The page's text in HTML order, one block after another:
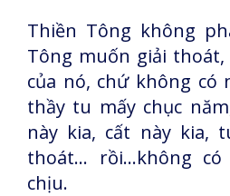
Thiền Tông không
Tông muốn giải
của nó, chứ không có
thầy tu mấy chục
này kia, cất này kia,
thoát... rồi...không
chịu.